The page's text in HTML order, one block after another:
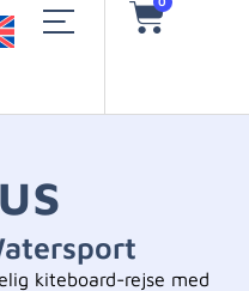
kiteboard-rejse med